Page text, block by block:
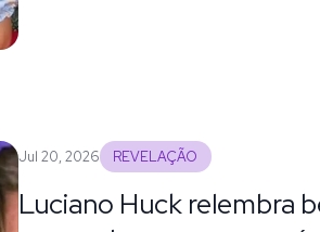
Jul 20, 2026 REVELAÇÃO
Luciano Huck relembra